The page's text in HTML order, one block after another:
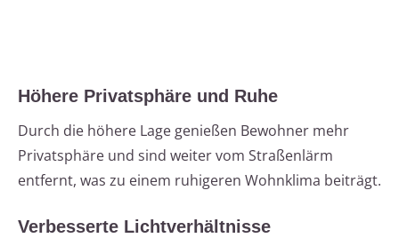
Höhere Privatsphäre und Ruhe
Durch die höhere Lage genießen Bewohner mehr
Privatsphäre und sind weiter vom Straßenlärm
entfernt, was zu einem ruhigeren Wohnklima beiträgt.
Verbesserte Lichtverhältnisse